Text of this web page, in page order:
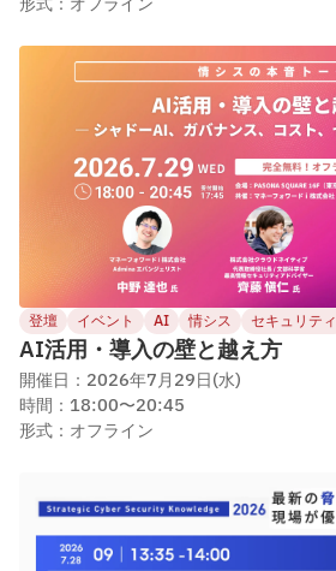
登壇 イベント AI 情シス セキュリティ
AI活用・導入の壁と越え方
開催日：2026年7月29日(水)
時間：18:00〜20:45
形式：オフライン